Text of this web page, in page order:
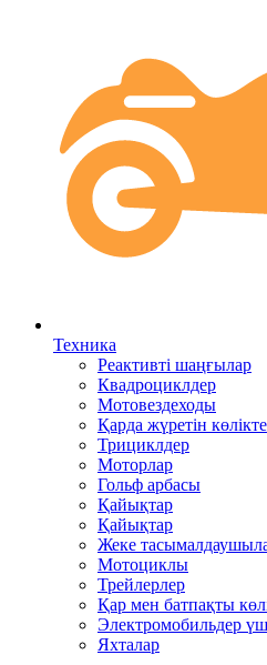
Техника
Реактивті шаңғылар
Квадроциклдер
Мотовездеходы
Қарда жүретін
Трициклдер
Моторлар
Гольф арбасы
Қайықтар
Қайықтар
Жеке
Мотоциклы
Трейлерлер
Қар мен батпақты
Электромобильдер
Яхталар